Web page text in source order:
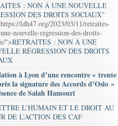
: NON À UNE NOUVELLE
DES DROITS SOCIAUX"
ldh47.org/2023/03/11/retraites-
nouvelle-regression-des-droits-
">RETRAITES : NON À UNE
RÉGRESSION DES DROITS
à Lyon d’une rencontre « trente
la signature des Accords d’Oslo »
de Salah Hamouri
L’HUMAIN ET LE DROIT AU
DE L’ACTION DES CAF